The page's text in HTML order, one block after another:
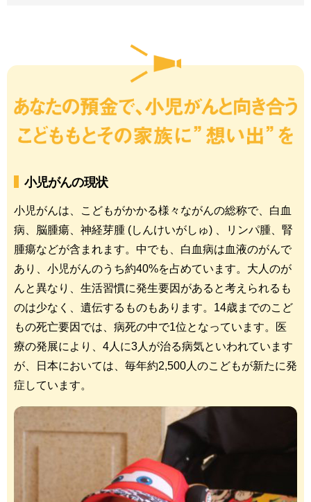
小児がんの現状
小児がんは、こどもがかかる様々ながんの総称で、白血
病、脳腫瘍、神経芽腫 (しんけいがしゅ) 、リンパ腫、腎
腫瘍などが含まれます。中でも、白血病は血液のがんで
あり、小児がんのうち約40%を占めています。大人のが
んと異なり、生活習慣に発生要因があると考えられるも
のは少なく、遺伝するものもあります。14歳までのこど
もの死亡要因では、病死の中で1位となっています。医
療の発展により、4人に3人が治る病気といわれています
が、日本においては、毎年約2,500人のこどもが新たに発
症しています。